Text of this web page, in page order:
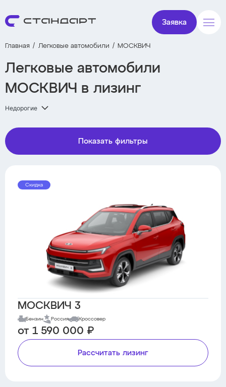
Заявка
Главная Легковые автомобили МОСКВИЧ
Легковые автомобили
МОСКВИЧ в лизинг
Недорогие
Показать фильтры
Скидка
МОСКВИЧ 3
Бензин Россия Кроссовер
от 1 590 000 ₽
Рассчитать лизинг